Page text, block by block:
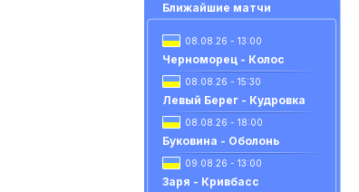
Ближайшие матчи
08.08.26 - 13:00
Черноморец - Колос
08.08.26 - 15:30
Левый Берег - Кудровка
08.08.26 - 18:00
Буковина - Оболонь
09.08.26 - 13:00
Заря - Кривбасс